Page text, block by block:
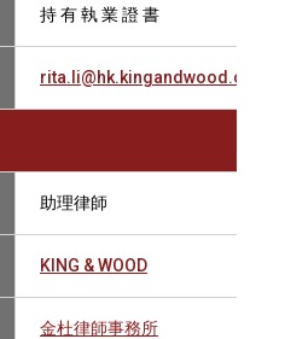
持 有 執 業 證 書
rita.li@hk.kingandwood.com
助理律師
KING & WOOD
金杜律師事務所